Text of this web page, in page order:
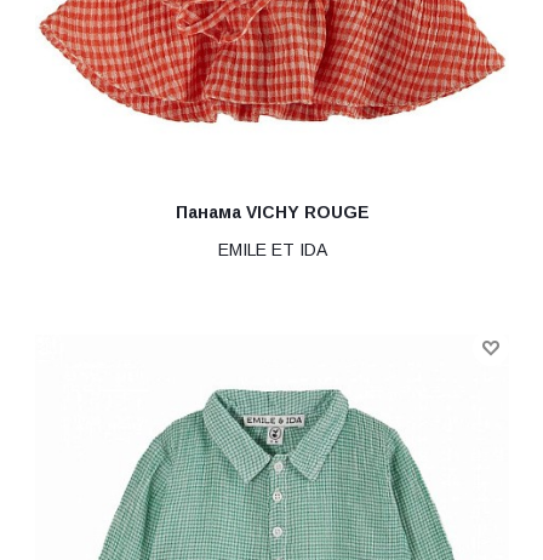
Панама VICHY ROUGE
EMILE ET IDA